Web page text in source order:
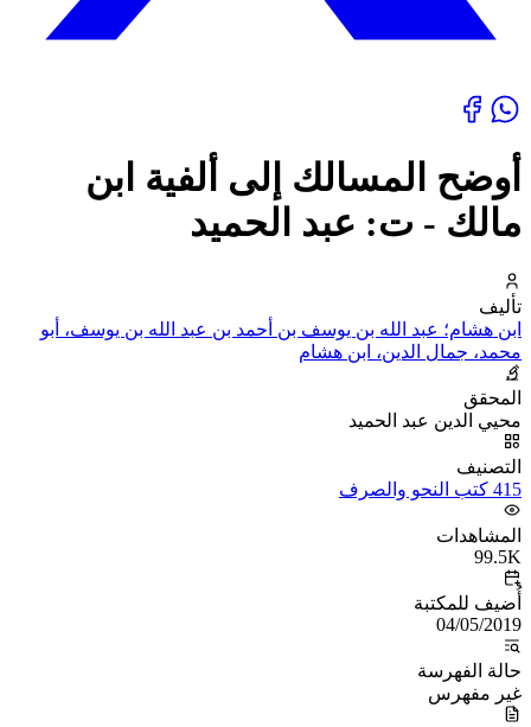
أوضح المسالك إلى ألفية ابن
مالك - ت: عبد الحميد
تأليف
ابن هشام؛ عبد الله بن يوسف بن أحمد بن عبد الله بن يوسف، أبو
محمد، جمال الدين، ابن هشام
المحقق
محيي الدين عبد الحميد
التصنيف
415 كتب النحو والصرف
المشاهدات
99.5K
أُضيف للمكتبة
04/05/2019
حالة الفهرسة
غير مفهرس